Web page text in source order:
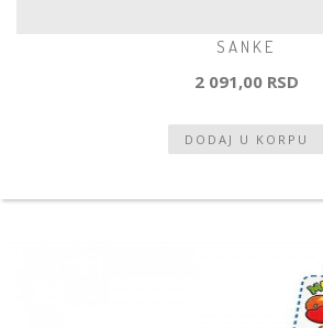
SANKE
2 091,00 RSD